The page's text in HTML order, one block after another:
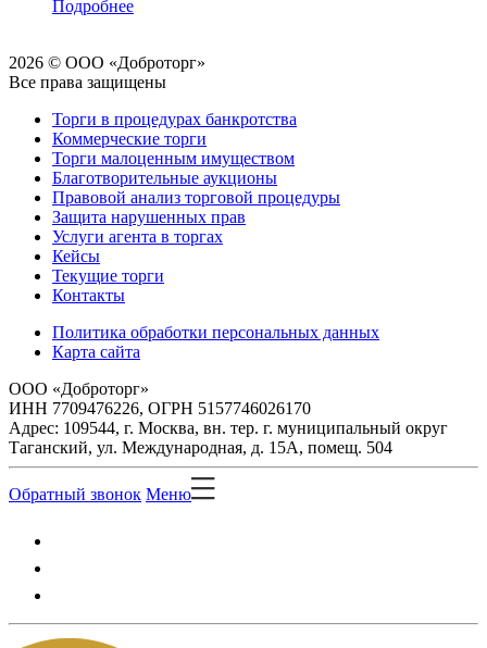
Подробнее
2026 © ООО «Доброторг»
Все права защищены
Торги в процедурах банкротства
Коммерческие торги
Торги малоценным имуществом
Благотворительные аукционы
Правовой анализ торговой процедуры
Защита нарушенных прав
Услуги агента в торгах
Кейсы
Текущие торги
Контакты
Политика обработки персональных данных
Карта сайта
ООО «Доброторг»
ИНН 7709476226, ОГРН 5157746026170
Адрес: 109544, г. Москва, вн. тер. г. муниципальный округ
Таганский, ул. Международная, д. 15А, помещ. 504
Обратный звонок Меню